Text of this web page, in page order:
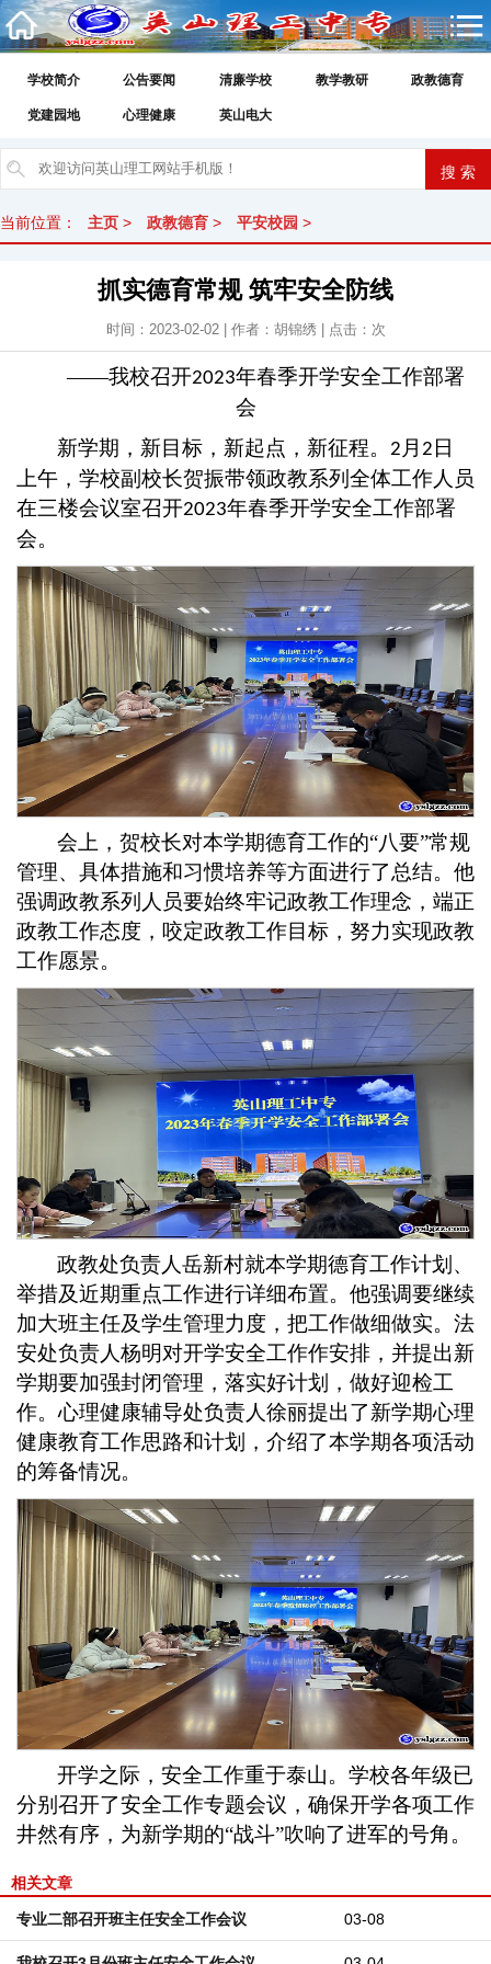
学校简介 公告要闻 清廉学校 教学教研 政教德育
党建园地 心理健康 英山电大
当前位置： 主页 > 政教德育 > 平安校园 >
抓实德育常规 筑牢安全防线
时间：2023-02-02 | 作者：胡锦绣 | 点击： 次
——我校召开2023年春季开学安全工作部署
会
新学期，新目标，新起点，新征程。 2 月 2 日
上午，学校副校长贺振带领政教系列全体工作人员
在三楼会议室召开2023年春季开学安全工作部署
会。
会上，贺校长对本学期德育工作的“八要”常规
管理、具体措施和习惯培养等方面进行了总结。他
强调政教系列人员要始终牢记政教工作理念，端正
政教工作态度，咬定政教工作目标，努力实现政教
工作愿景。
政教处负责人岳新村就本学期德育工作计划、
举措及近期重点工作进行详细布置。他强调要继续
加大班主任及学生管理力度，把工作做细做实。法
安处负责人杨明对开学安全工作作安排，并提出新
学期要加强封闭管理，落实好计划，做好迎检工
作。心理健康辅导处负责人徐丽提出了新学期心理
健康教育工作思路和计划，介绍了本学期各项活动
的筹备情况。
开学之际，安全工作重于泰山。学校各年级已
分别召开了安全工作专题会议，确保开学各项工作
井然有序，为新学期的“战斗”吹响了进军的号角。
相关文章
03-08
专业二部召开班主任安全工作会议